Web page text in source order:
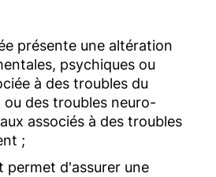
présente une altération
psychiques ou
à des troubles du
des troubles neuro-
associés à des troubles
;
permet d'assurer une